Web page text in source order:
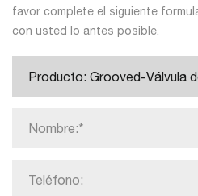
favor complete el siguiente
con usted lo antes posible.